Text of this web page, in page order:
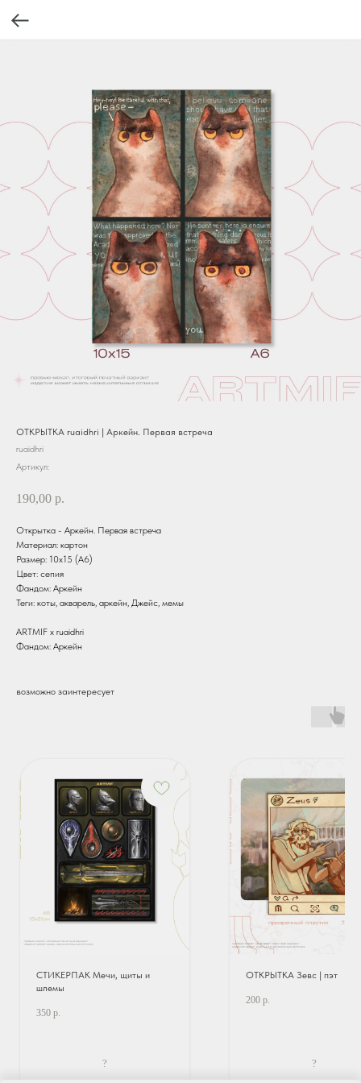
ОТКРЫТКА ruaidhri | Аркейн. Первая встреча
ruaidhri
Артикул:
190,00 р.
Открытка - Аркейн. Первая встреча
Материал: картон
Размер: 10х15 (А6)
Цвет: сепия
Фандом: Аркейн
Теги: коты, акварель, аркейн, Джейс, мемы
ARTMIF x ruaidhri
Фандом: Аркейн
возможно заинтересует
СТИКЕРПАК Мечи, щиты и
шлемы
350 р.
?
ОТКРЫТКА Зевс | пэт
200 р.
?